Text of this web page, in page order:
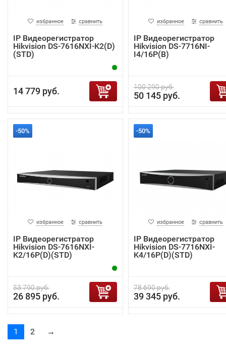
избранное сравнить
IP Видеорегистратор
Hikvision DS-7616NXI-K2(D)
(STD)
14 779 руб.
избранное сравнить
IP Видеорегистратор
Hikvision DS-7716NI-
I4/16P(B)
100 290 руб.
50 145 руб.
-50%
избранное сравнить
IP Видеорегистратор
Hikvision DS-7616NXI-
K2/16P(D)(STD)
53 790 руб.
26 895 руб.
-50%
избранное сравнить
IP Видеорегистратор
Hikvision DS-7716NXI-
K4/16P(D)(STD)
78 690 руб.
39 345 руб.
1 2 →